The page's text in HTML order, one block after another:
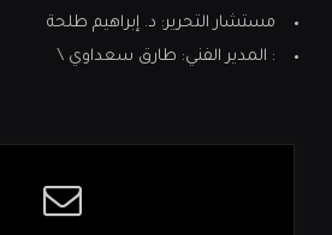
مستشار التحرير: د. إبراهيم طلحة
: المدير الفني: طارق سعداوي \